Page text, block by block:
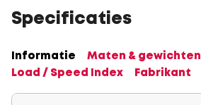
Specificaties
Informatie
Maten & gewichten
Load / Speed Index
Fabrikant